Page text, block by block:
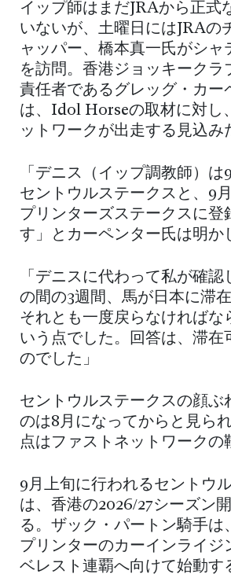
イップ師はまだJRAから正式
いないが、土曜日にはJRAの
ャッパー、橋本真一氏がシャ
を訪問。香港ジョッキークラ
責任者であるグレッグ・カー
は、Idol Horseの取材に対し
ットワークが出走する見込み
「デニス（イップ調教師）は
セントウルステークスと、9
プリンターズステークスに登
す」とカーペンター氏は明か
「デニスに代わって私が確認
の間の3週間、馬が日本に滞
それとも一度戻らなければな
いう点でした。回答は、滞在
のでした」
セントウルステークスの顔ぶ
のは8月になってからと見ら
点はファストネットワークの
9月上旬に行われるセントウ
は、香港の2026/27シーズン
る。ザック・パートン騎手は
プリンターのカーインライジ
ベレスト連覇へ向けて始動す